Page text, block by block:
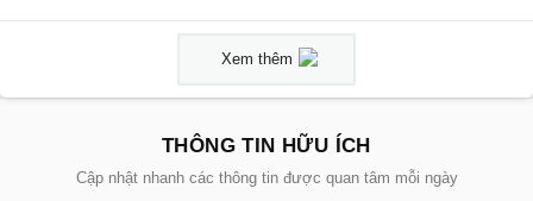
Xem thêm
THÔNG TIN HỮU ÍCH
Cập nhật nhanh các thông tin được quan tâm mỗi ngày